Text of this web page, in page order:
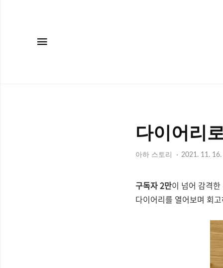
다이어리
아하 스토리 2021. 11.
구독자 2만이 넘어 감격
다이어리를 열어보며 회